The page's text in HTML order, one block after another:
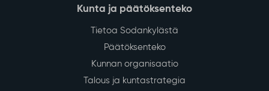
Kunta ja päätöksenteko
Tietoa Sodankylästä
Päätöksenteko
Kunnan organisaatio
Talous ja kuntastrategia